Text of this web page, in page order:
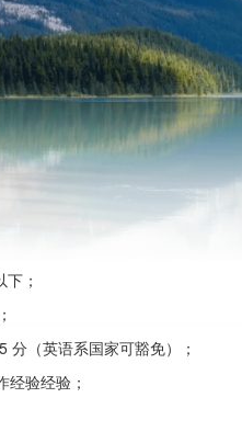
；
分（英语系国家可豁免）；
经验经验；